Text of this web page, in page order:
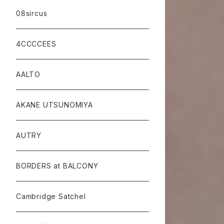
08sircus
4CCCCEES
AALTO
AKANE UTSUNOMIYA
AUTRY
BORDERS at BALCONY
Cambridge Satchel